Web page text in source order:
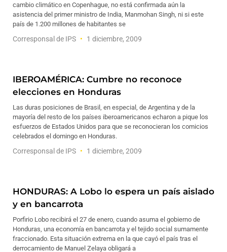
cambio climático en Copenhague, no está confirmada aún la
asistencia del primer ministro de India, Manmohan Singh, ni si este
país de 1.200 millones de habitantes se
Corresponsal de IPS 1 diciembre, 2009
IBEROAMÉRICA: Cumbre no reconoce
elecciones en Honduras
Las duras posiciones de Brasil, en especial, de Argentina y de la
mayoría del resto de los países iberoamericanos echaron a pique los
esfuerzos de Estados Unidos para que se reconocieran los comicios
celebrados el domingo en Honduras.
Corresponsal de IPS 1 diciembre, 2009
HONDURAS: A Lobo lo espera un país aislado
y en bancarrota
Porfirio Lobo recibirá el 27 de enero, cuando asuma el gobierno de
Honduras, una economía en bancarrota y el tejido social sumamente
fraccionado. Esta situación extrema en la que cayó el país tras el
derrocamiento de Manuel Zelaya obligará a